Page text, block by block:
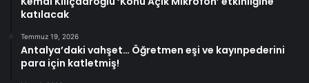
katılacak
Temmuz 19, 2026
Antalya’daki vahşet… Öğretmen eşi ve kayınpederini
para için katletmiş!